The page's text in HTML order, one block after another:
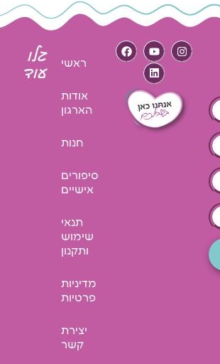
גלו
עוד
ראשי
אודות
הארגון
חנות
סיפורים
אישיים
תנאי
שימוש
ותקנון
מדיניות
פרטיות
יצירת
קשר